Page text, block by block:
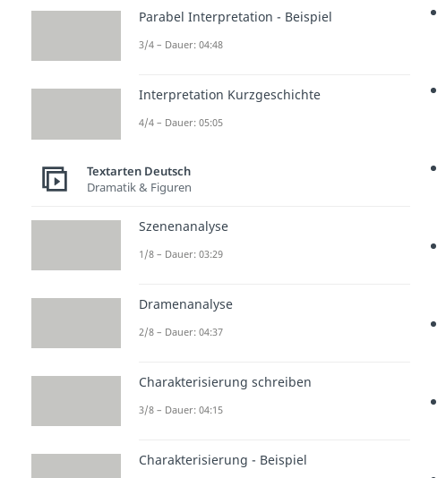
Parabel Interpretation - Beispiel
3/4 – Dauer: 04:48
Interpretation Kurzgeschichte
4/4 – Dauer: 05:05
Textarten Deutsch
Dramatik & Figuren
Szenenanalyse
1/8 – Dauer: 03:29
Dramenanalyse
2/8 – Dauer: 04:37
Charakterisierung schreiben
3/8 – Dauer: 04:15
Charakterisierung - Beispiel